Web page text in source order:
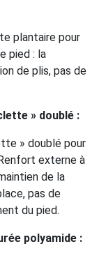
plantaire pour
pied : la
de plis, pas de
» doublé :
» doublé pour
externe à
de la
pas de
du pied.
polyamide :